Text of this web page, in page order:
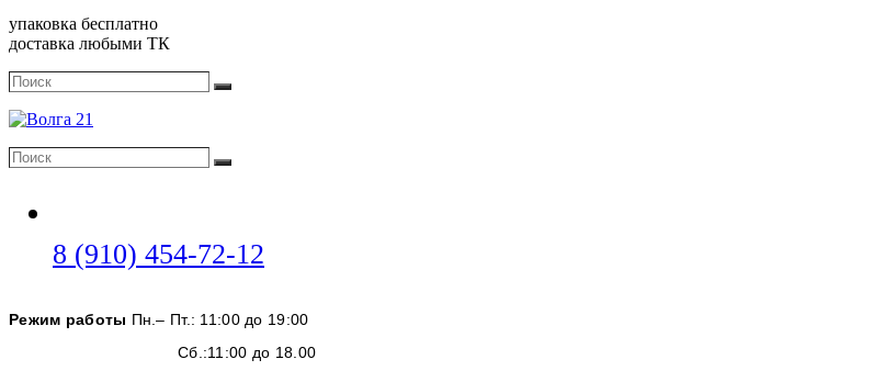
упаковка бесплатно
доставка любыми ТК
Поиск
Поиск
Поиск
Поиск
8 (910) 454-72-12
вашем
приложении
Режим работы Пн.– Пт.: 11:00 до 19:00
Сб.:11:00 до 18.00